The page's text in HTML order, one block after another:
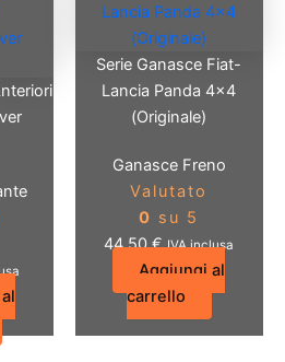
Serie Ganasce Fiat-
Lancia Panda 4×4
(Originale)
Ganasce Freno
Valutato
0 su 5
44,50€ IVA inclusa
Aggiungi al
carrello